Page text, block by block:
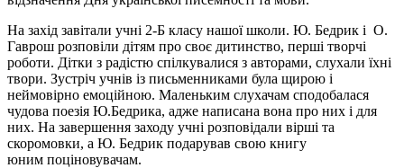
На захід завітали учні 2-Б класу нашої школи. Ю. Бедрик і О.
Гаврош розповіли дітям про своє дитинство, перші творчі
роботи. Дітки з радістю спілкувалися з авторами, слухали їхні
твори. Зустріч учнів із письменниками була щирою і
неймовірно емоційною. Маленьким слухачам сподобалася
чудова поезія Ю.Бедрика, адже написана вона про них і для
них. На завершення заходу учні розповідали вірші та
скоромовки, а Ю. Бедрик подарував свою книгу
юним поціновувачам.